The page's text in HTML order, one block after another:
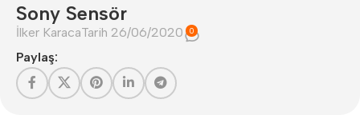
Sony Sensör
İlker KaracaTarih 26/06/2020 0
Paylaş: